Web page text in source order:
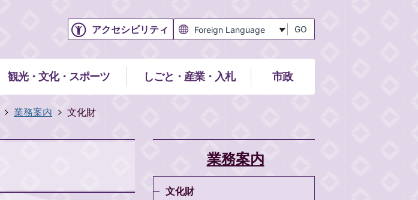
アクセシビリティ GO
観光・文化・スポーツ しごと・産業・入札 市政
業務案内 文化財
業務案内
文化財